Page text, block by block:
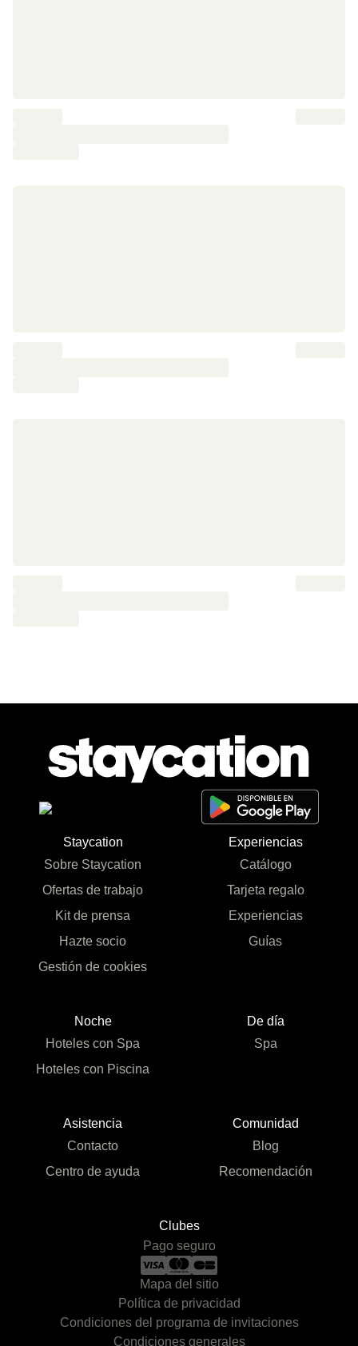
Staycation
Sobre Staycation
Ofertas de trabajo
Kit de prensa
Hazte socio
Gestión de cookies
Experiencias
Catálogo
Tarjeta regalo
Experiencias
Guías
Noche
Hoteles con Spa
Hoteles con Piscina
De día
Spa
Asistencia
Contacto
Centro de ayuda
Comunidad
Blog
Recomendación
Clubes
Pago seguro
Mapa del sitio
Política de privacidad
Condiciones del programa de invitaciones
Condiciones generales